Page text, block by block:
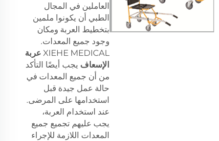
العاملين في المجال
الطبي أن يكونوا ملمين
بتخطيط العربة ومكان
وجود جميع المعدات.
XIEHE MEDICAL عربة
الإسعاف يجب أيضًا التأكد
من أن جميع المعدات في
حالة عمل جيدة قبل
استخدامها على المرضى.
عند استخدام العربة،
يجب عليهم تجميع جميع
المعدات اللازمة للإجراء